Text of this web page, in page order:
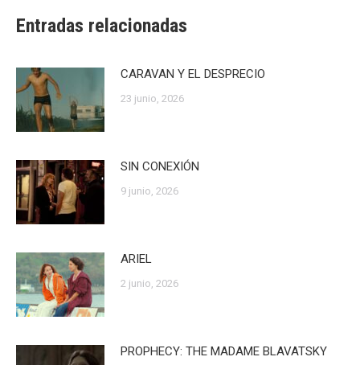
Entradas relacionadas
CARAVAN Y EL DESPRECIO
23 junio, 2026
SIN CONEXIÓN
9 junio, 2026
ARIEL
2 junio, 2026
PROPHECY: THE MADAME BLAVATSKY